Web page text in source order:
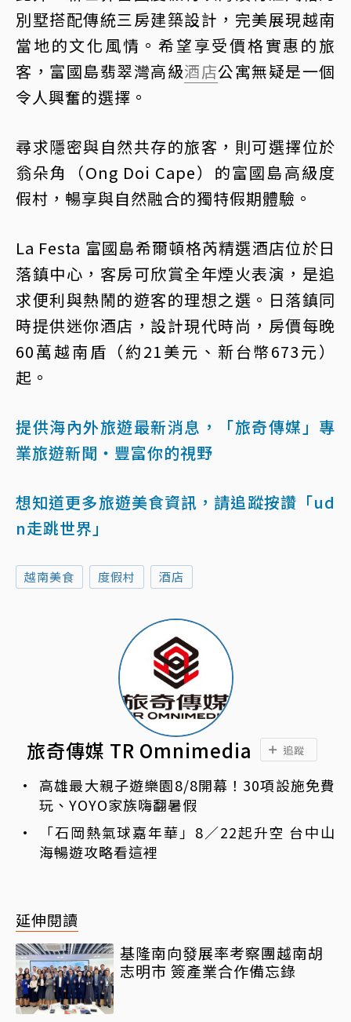
別墅搭配傳統三房建築設計，完美展現越南
當地的文化風情。希望享受價格實惠的旅
客，富國島翡翠灣高級酒店公寓無疑是一個
令人興奮的選擇。
尋求隱密與自然共存的旅客，則可選擇位於
翁朵角（Ong Doi Cape）的富國島高級度
假村，暢享與自然融合的獨特假期體驗。
La Festa 富國島希爾頓格芮精選酒店位於日
落鎮中心，客房可欣賞全年煙火表演，是追
求便利與熱鬧的遊客的理想之選。日落鎮同
時提供迷你酒店，設計現代時尚，房價每晚
60萬越南盾（約21美元、新台幣673元）
起。
提供海內外旅遊最新消息，「旅奇傳媒」專
業旅遊新聞‧豐富你的視野
想知道更多旅遊美食資訊，請追蹤按讚「ud
n走跳世界」
越南美食 度假村 酒店
旅奇傳媒 TR Omnimedia 追蹤
高雄最大親子遊樂園8/8開幕！30項設施免費
玩、YOYO家族嗨翻暑假
「石岡熱氣球嘉年華」8／22起升空 台中山
海暢遊攻略看這裡
延伸閱讀
基隆南向發展率考察團越南胡
志明市 簽產業合作備忘錄